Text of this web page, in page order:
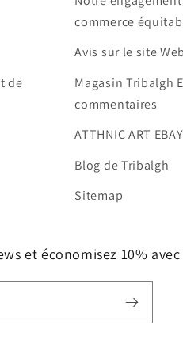
de
commerce
Avis sur le site
Magasin Tribalgh
commentaires
ATTHNIC ART
Blog de Tribalgh
Sitemap
et économisez 10%